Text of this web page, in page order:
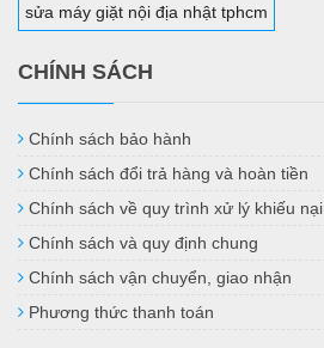
sửa máy giặt nội địa nhật tphcm
CHÍNH SÁCH
Chính sách bảo hành
Chính sách đổi trả hàng và hoàn tiền
Chính sách về quy trình xử lý khiếu nại
Chính sách và quy định chung
Chính sách vận chuyển, giao nhận
Phương thức thanh toán